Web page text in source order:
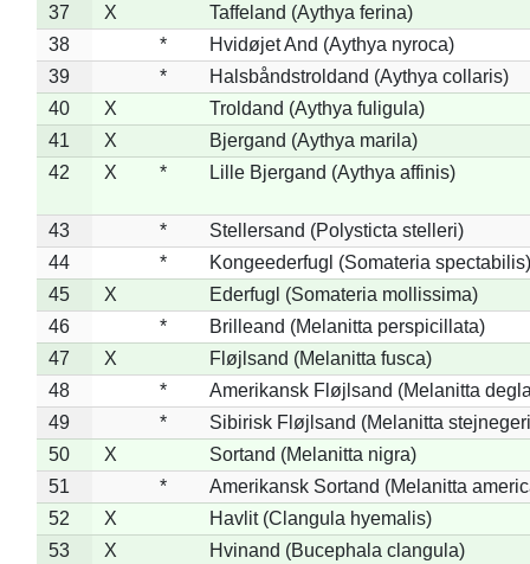
37 X
Taffeland (Aythya ferina)
38
*
Hvidøjet And (Aythya nyroca)
39
*
Halsbåndstroldand (Aythya collaris)
40
X
Troldand (Aythya fuligula)
41
X
Bjergand (Aythya marila)
42
X * Lille Bjergand (Aythya affinis)
43 *
Stellersand (Polysticta stelleri)
44
*
Kongeederfugl (Somateria spectabilis)
45
X
Ederfugl (Somateria mollissima)
46
*
Brilleand (Melanitta perspicillata)
47
X
Fløjlsand (Melanitta fusca)
48
*
Amerikansk Fløjlsand (Melanitta
49
*
Sibirisk Fløjlsand (Melanitta
50
X
Sortand (Melanitta nigra)
51
*
Amerikansk Sortand (Melanitta
52
X
Havlit (Clangula hyemalis)
53
X
Hvinand (Bucephala clangula)